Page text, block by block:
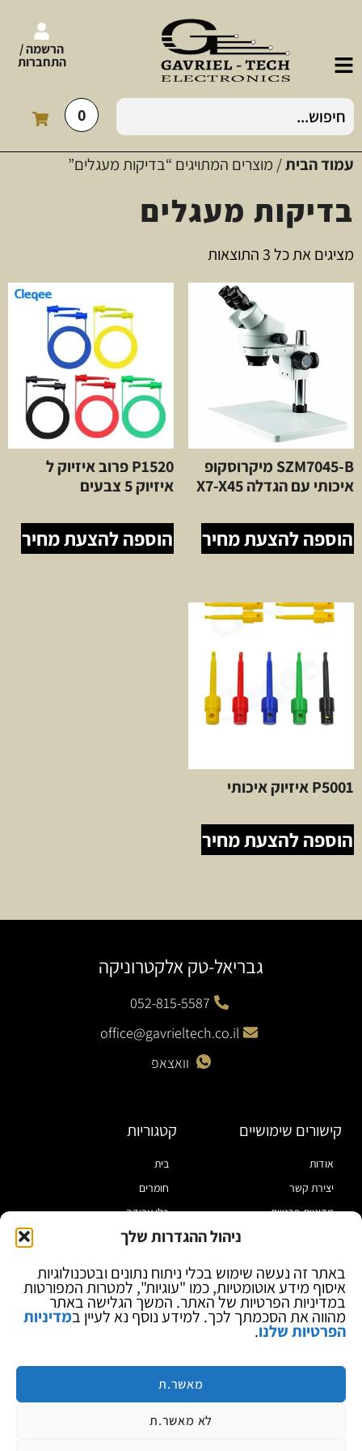
ניהול ההגדרות שלך
באתר זה נעשה שימוש בכלי ניתוח נתונים ובטכנולוגיות
איסוף מידע אוטומטיות, כמו "עוגיות", למטרות המפורטות
במדיניות הפרטיות של האתר. המשך הגלישה באתר
מהווה את הסכמתך לכך. למידע נוסף נא לעיין במדיניות
הפרטיות שלנו.
מאשר.ת
לא מאשר.ת
הרשמה /
התחברות
0
עמוד הבית/ מוצרים המתויגים “בדיקות מעגלים”
בדיקות מעגלים
מציגים את כל ⁦3⁩ התוצאות
SZM7045-B מיקרוסקופ
איכותי עם הגדלה X7-X45
הוספה להצעת מחיר
P1520 פרוב איזיוק ל
איזיוק 5 צבעים
הוספה להצעת מחיר
P5001 איזיוק איכותי
הוספה להצעת מחיר
גבריאל-טק אלקטרוניקה
052-815-5587
office@gavrieltech.co.il
וואצאפ
קישורים שימושיים
אודות
יצירת קשר
מדיניות פרטיות
בלוג
קטגוריות
בית
חומרים
כלי עבודה
מוצרי הלחמה
ספקי כח ומודדים
ציוד אופטי להגדלה
מותגים